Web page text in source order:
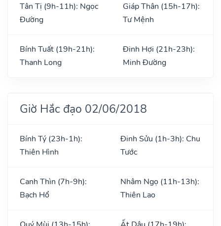
Tân Tị (9h-11h): Ngọc
Đường
Giáp Thân (15h-17h):
Tư Mệnh
Bính Tuất (19h-21h):
Thanh Long
Đinh Hợi (21h-23h):
Minh Đường
Giờ Hắc đạo 02/06/2018
Bính Tý (23h-1h):
Thiên Hình
Đinh Sửu (1h-3h): Chu
Tước
Canh Thìn (7h-9h):
Bạch Hổ
Nhâm Ngọ (11h-13h):
Thiên Lao